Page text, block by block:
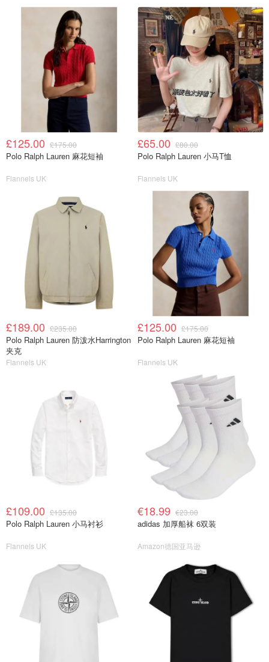
£125.00 £175.00
Polo Ralph Lauren 麻花短袖
Flannels UK
£65.00 £80.00
Polo Ralph Lauren 小马T恤
Flannels UK
£189.00 £235.00
Polo Ralph Lauren 防泼水Harrington
夹克
Flannels UK
£125.00 £175.00
Polo Ralph Lauren 麻花短袖
Flannels UK
£109.00 £135.00
Polo Ralph Lauren 小马衬衫
Flannels UK
€18.99 €23.00
adidas 加厚船袜 6双装
Amazon德国亚马逊